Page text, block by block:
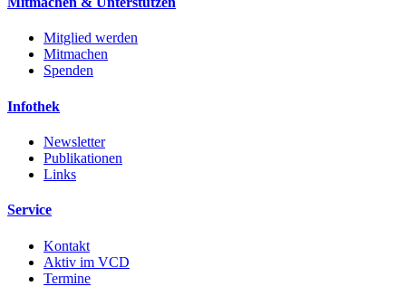
Mitglied werden
Mitmachen
Spenden
Infothek
Newsletter
Publikationen
Links
Service
Kontakt
Aktiv im VCD
Termine